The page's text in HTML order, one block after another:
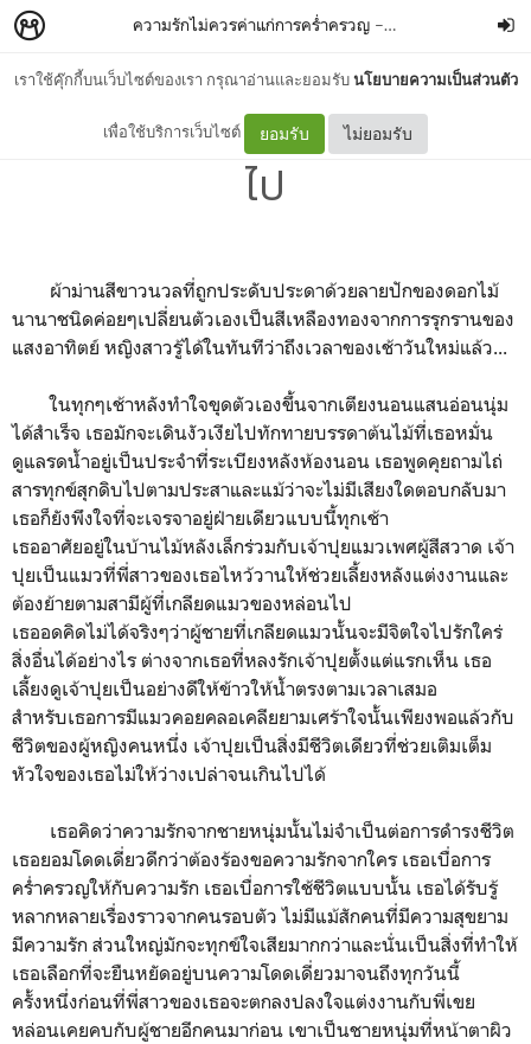
เราใช้คุ๊กกี้บนเว็บไซต์ของเรา กรุณาอ่านและยอมรับนโยบายความเป็นส่วนตัว
เพื่อใช้บริการเว็บไซต์ ยอมรับ ไม่ยอมรับ
ความรักไม่ควรค่าแก่การคร่ำครวญ – pattnya
ไม่จำเป็นต้องคร่ำครวญอีกต่อ
ไป
ผ้าม่านสีขาวนวลที่ถูกประดับประดาด้วยลายปักของดอกไม้
นานาชนิดค่อยๆเปลี่ยนตัวเองเป็นสีเหลืองทองจากการรุกรานของ
แสงอาทิตย์ หญิงสาวรู้ได้ในทันทีว่าถึงเวลาของเช้าวันใหม่แล้ว...
ในทุกๆเช้าหลังทำใจขุดตัวเองขึ้นจากเตียงนอนแสนอ่อนนุ่ม
ได้สำเร็จ เธอมักจะเดินงัวเงียไปทักทายบรรดาต้นไม้ที่เธอหมั่น
ดูแลรดน้ำอยู่เป็นประจำที่ระเบียงหลังห้องนอน เธอพูดคุยถามไถ่
สารทุกข์สุกดิบไปตามประสาและแม้ว่าจะไม่มีเสียงใดตอบกลับมา
เธอก็ยังพึงใจที่จะเจรจาอยู่ฝ่ายเดียวแบบนี้ทุกเช้า
เธออาศัยอยู่ในบ้านไม้หลังเล็กร่วมกับเจ้าปุยแมวเพศผู้สีสวาด เจ้า
ปุยเป็นแมวที่พี่สาวของเธอไหว้วานให้ช่วยเลี้ยงหลังแต่งงานและ
ต้องย้ายตามสามีผู้ที่เกลียดแมวของหล่อนไป
เธออดคิดไม่ได้จริงๆว่าผู้ชายที่เกลียดแมวนั้นจะมีจิตใจไปรักใคร่
สิ่งอื่นได้อย่างไร ต่างจากเธอที่หลงรักเจ้าปุยตั้งแต่แรกเห็น เธอ
เลี้ยงดูเจ้าปุยเป็นอย่างดีให้ข้าวให้น้ำตรงตามเวลาเสมอ
สำหรับเธอการมีแมวคอยคลอเคลียยามเศร้าใจนั้นเพียงพอแล้วกับ
ชีวิตของผู้หญิงคนหนึ่ง เจ้าปุยเป็นสิ่งมีชีวิตเดียวที่ช่วยเติมเต็ม
หัวใจของเธอไม่ให้ว่างเปล่าจนเกินไปได้
เธอคิดว่าความรักจากชายหนุ่มนั้นไม่จำเป็นต่อการดำรงชีวิต
เธอยอมโดดเดี่ยวดีกว่าต้องร้องขอความรักจากใคร เธอเบื่อการ
คร่ำครวญให้กับความรัก เธอเบื่อการใช้ชีวิตแบบนั้น เธอได้รับรู้
หลากหลายเรื่องราวจากคนรอบตัว ไม่มีแม้สักคนที่มีความสุขยาม
มีความรัก ส่วนใหญ่มักจะทุกข์ใจเสียมากกว่าและนั่นเป็นสิ่งที่ทำให้
เธอเลือกที่จะยืนหยัดอยู่บนความโดดเดี่ยวมาจนถึงทุกวันนี้
ครั้งหนึ่งก่อนที่พี่สาวของเธอจะตกลงปลงใจแต่งงานกับพี่เขย
หล่อนเคยคบกับผู้ชายอีกคนมาก่อน เขาเป็นชายหนุ่มที่หน้าตาผิว